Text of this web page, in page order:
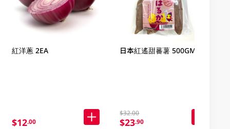
紅洋蔥 2EA
$12.00
日本紅遙甜蕃薯 500GM
$32.00
$23.90